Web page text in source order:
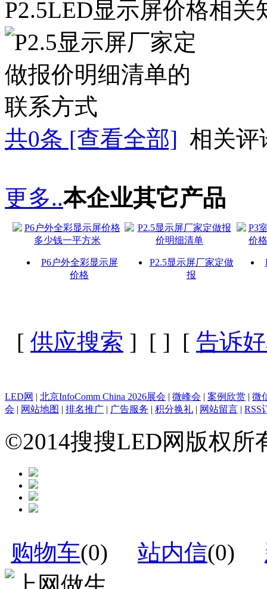
P2.5LED显示屏价格相关
共0条 [查看全部] 相关评
更多..本企业其它产品
P6户外全彩显示屏
价格
P2.5显示屏厂家定做
报
[ 供应搜索 ] [ ] [ 告诉
LED网 | 北京InfoComm China 2026展会 | 微峰会 | 案例欣赏 | 微
会 | 网站地图 | 排名推广 | 广告服务 | 积分换礼 | 网站留言 | RSS
©2014搜搜LED网版权
购物车(0) 站内信(0)